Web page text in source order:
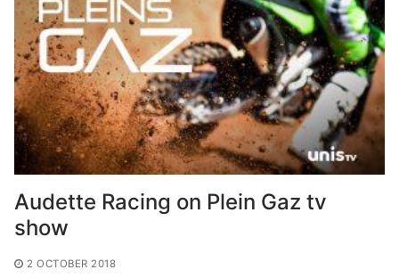
Audette Racing on Plein Gaz tv
show
2 OCTOBER 2018